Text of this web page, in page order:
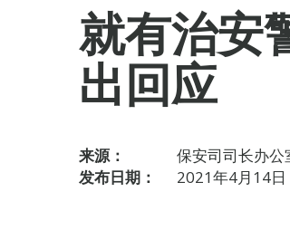
就有治安
出回应
来源：
保安司司长办公
发布日期：
2021年4月14日